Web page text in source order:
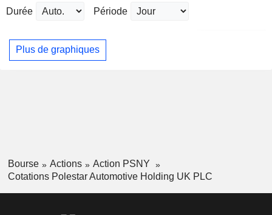
Durée Période
Plus de graphiques
Bourse Actions
Action PSNY
Cotations Polestar Automotive Holding UK PLC